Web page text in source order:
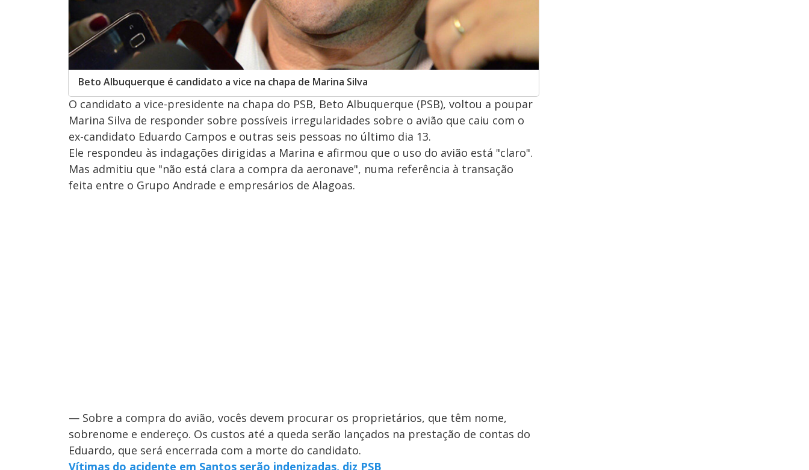
Beto Albuquerque é candidato a vice na chapa de Marina Silva
O candidato a vice-presidente na chapa do PSB, Beto Albuquerque (PSB), voltou a poupar
Marina Silva de responder sobre possíveis irregularidades sobre o avião que caiu com o
ex-candidato Eduardo Campos e outras seis pessoas no último dia 13.
Ele respondeu às indagações dirigidas a Marina e afirmou que o uso do avião está "claro".
Mas admitiu que "não está clara a compra da aeronave", numa referência à transação
feita entre o Grupo Andrade e empresários de Alagoas.
— Sobre a compra do avião, vocês devem procurar os proprietários, que têm nome,
sobrenome e endereço. Os custos até a queda serão lançados na prestação de contas do
Eduardo, que será encerrada com a morte do candidato.
Vítimas do acidente em Santos serão indenizadas, diz PSB